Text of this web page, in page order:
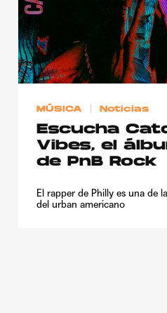
MÚSICA Noticias
Escucha
Vibes, el
de PnB Rock
El rapper de Philly es una de
del urban americano